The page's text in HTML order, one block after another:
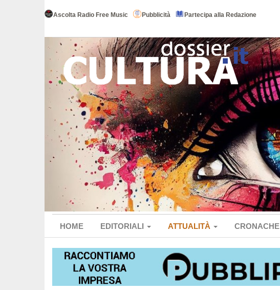
Ascolta Radio Free Music Pubblicità Partecipa alla Redazione
HOME EDITORIALI ATTUALITÀ CRONACHE